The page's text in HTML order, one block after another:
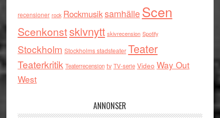
recensioner rock RockmusiksamhälleScen
Scenkonstskivnytt skivrecension Spotify
Stockholm Stockholms stadsteater Teater
Teaterkritik Teaterrecension tv TV-serie Video Way Out
West
ANNONSER